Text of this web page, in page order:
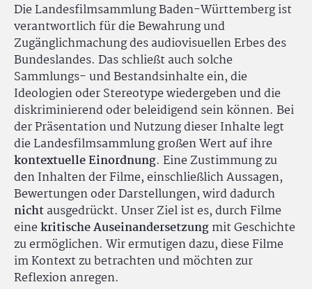
Die Landesfilmsammlung Baden-Württemberg ist
verantwortlich für die Bewahrung und
Zugänglichmachung des audiovisuellen Erbes des
Bundeslandes. Das schließt auch solche
Sammlungs- und Bestandsinhalte ein, die
Ideologien oder Stereotype wiedergeben und die
diskriminierend oder beleidigend sein können. Bei
der Präsentation und Nutzung dieser Inhalte legt
die Landesfilmsammlung großen Wert auf ihre
kontextuelle Einordnung. Eine Zustimmung zu
den Inhalten der Filme, einschließlich Aussagen,
Bewertungen oder Darstellungen, wird dadurch
nichtausgedrückt. Unser Ziel ist es, durch Filme
einekritische Auseinandersetzungmit Geschichte
zu ermöglichen. Wir ermutigen dazu, diese Filme
im Kontext zu betrachten und möchten zur
Reflexion anregen.